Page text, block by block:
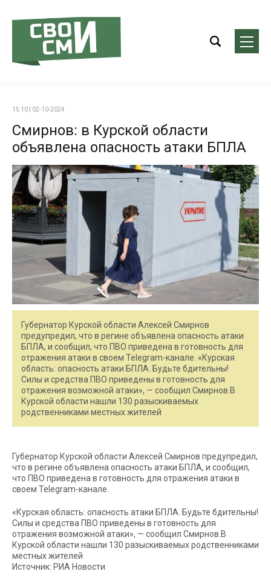
15:10 | 02-10-2024
Смирнов: в Курской области
объявлена опасность атаки БПЛА
Губернатор Курской области Алексей Смирнов
предупредил, что в регине объявлена опасность атаки
БПЛА, и сообщил, что ПВО приведена в готовность для
отражения атаки в своем Telegram-канале. «Курская
область: опасность атаки БПЛА. Будьте бдительны!
Силы и средства ПВО приведены в готовность для
отражения возможной атаки», — сообщил Смирнов.В
Курской области нашли 130 разыскиваемых
родственниками местных жителей
Губернатор Курской области Алексей Смирнов предупредил,
что в регине объявлена опасность атаки БПЛА, и сообщил,
что ПВО приведена в готовность для отражения атаки в
своем Telegram-канале.
«Курская область: опасность атаки БПЛА. Будьте бдительны!
Силы и средства ПВО приведены в готовность для
отражения возможной атаки», — сообщил Смирнов.В
Курской области нашли 130 разыскиваемых родственниками
местных жителей
Источник: РИА Новости